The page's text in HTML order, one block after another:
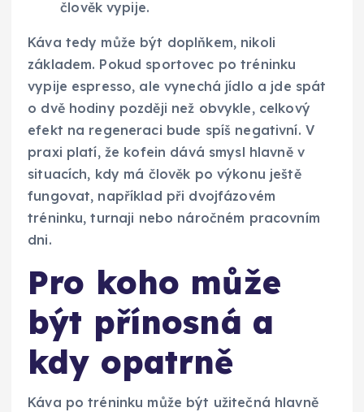
člověk vypije.
Káva tedy může být doplňkem, nikoli
základem. Pokud sportovec po tréninku
vypije espresso, ale vynechá jídlo a jde spát
o dvě hodiny později než obvykle, celkový
efekt na regeneraci bude spíš negativní. V
praxi platí, že kofein dává smysl hlavně v
situacích, kdy má člověk po výkonu ještě
fungovat, například při dvojfázovém
tréninku, turnaji nebo náročném pracovním
dni.
Pro koho může
být přínosná a
kdy opatrně
Káva po tréninku může být užitečná hlavně